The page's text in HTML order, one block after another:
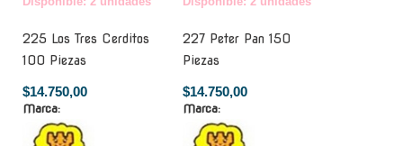
225 Los Tres Cerditos
100 Piezas
$14.750,00
Marca:
227 Peter Pan 150
Piezas
$14.750,00
Marca: